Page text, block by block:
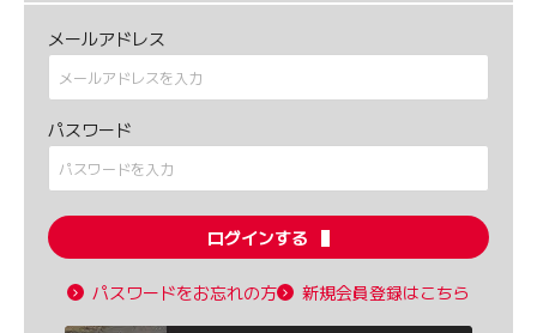
メールアドレス
パスワード
ログインする
パスワードをお忘れの方 新規会員登録はこちら